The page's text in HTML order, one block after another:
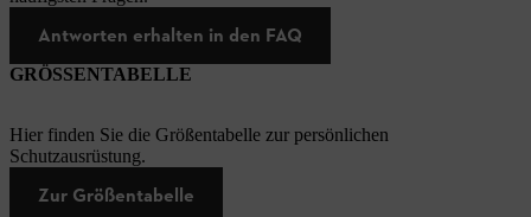
Antworten erhalten in den FAQ
GRÖSSENTABELLE
Hier finden Sie die Größentabelle zur persönlichen
Schutzausrüstung.
Zur Größentabelle